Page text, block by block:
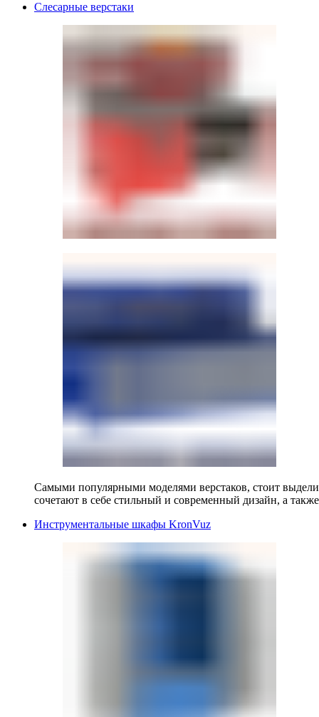
Слесарные верстаки
Самыми популярными моделями верстаков, стоит
сочетают в себе стильный и современный дизайн, а
Инструментальные шкафы KronVuz